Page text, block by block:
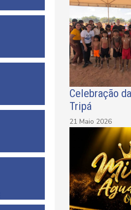
Celebração
Tripá
21 Maio 2026